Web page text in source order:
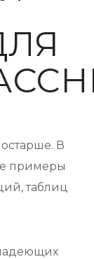
В
примеры
таблиц